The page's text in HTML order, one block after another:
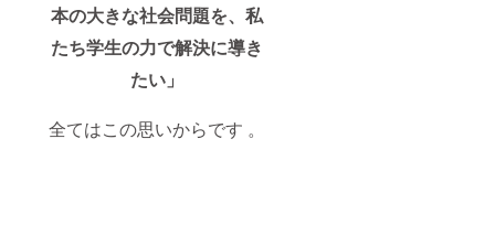
本の大きな社会問題を、私
たち学生の力で解決に導き
たい」
全てはこの思いからです 。